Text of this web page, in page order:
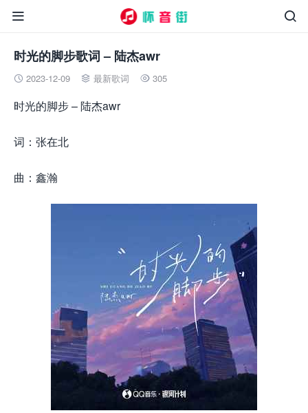


时光的脚步歌词 – 陆杰awr
 2023-12-09  最新歌词  305
时光的脚步 – 陆杰awr
词：张在北
曲：鑫瀚